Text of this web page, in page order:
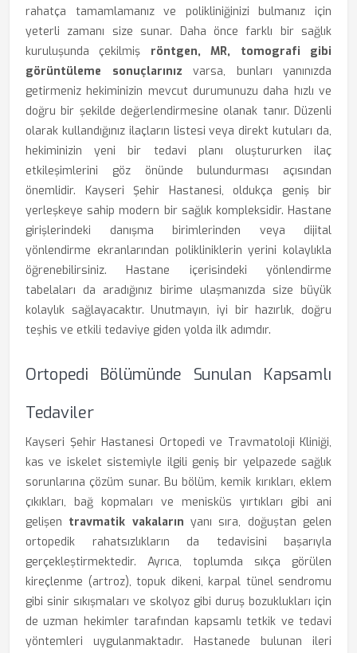
rahatça tamamlamanız ve polikliniğinizi bulmanız için
yeterli zamanı size sunar. Daha önce farklı bir sağlık
kuruluşunda çekilmiş röntgen, MR, tomografi gibi
görüntüleme sonuçlarınız varsa, bunları yanınızda
getirmeniz hekiminizin mevcut durumunuzu daha hızlı ve
doğru bir şekilde değerlendirmesine olanak tanır. Düzenli
olarak kullandığınız ilaçların listesi veya direkt kutuları da,
hekiminizin yeni bir tedavi planı oluştururken ilaç
etkileşimlerini göz önünde bulundurması açısından
önemlidir. Kayseri Şehir Hastanesi, oldukça geniş bir
yerleşkeye sahip modern bir sağlık kompleksidir. Hastane
girişlerindeki danışma birimlerinden veya dijital
yönlendirme ekranlarından polikliniklerin yerini kolaylıkla
öğrenebilirsiniz. Hastane içerisindeki yönlendirme
tabelaları da aradığınız birime ulaşmanızda size büyük
kolaylık sağlayacaktır. Unutmayın, iyi bir hazırlık, doğru
teşhis ve etkili tedaviye giden yolda ilk adımdır.
Ortopedi Bölümünde Sunulan Kapsamlı
Tedaviler
Kayseri Şehir Hastanesi Ortopedi ve Travmatoloji Kliniği,
kas ve iskelet sistemiyle ilgili geniş bir yelpazede sağlık
sorunlarına çözüm sunar. Bu bölüm, kemik kırıkları, eklem
çıkıkları, bağ kopmaları ve menisküs yırtıkları gibi ani
gelişen travmatik vakaların yanı sıra, doğuştan gelen
ortopedik rahatsızlıkların da tedavisini başarıyla
gerçekleştirmektedir. Ayrıca, toplumda sıkça görülen
kireçlenme (artroz), topuk dikeni, karpal tünel sendromu
gibi sinir sıkışmaları ve skolyoz gibi duruş bozuklukları için
de uzman hekimler tarafından kapsamlı tetkik ve tedavi
yöntemleri uygulanmaktadır. Hastanede bulunan ileri